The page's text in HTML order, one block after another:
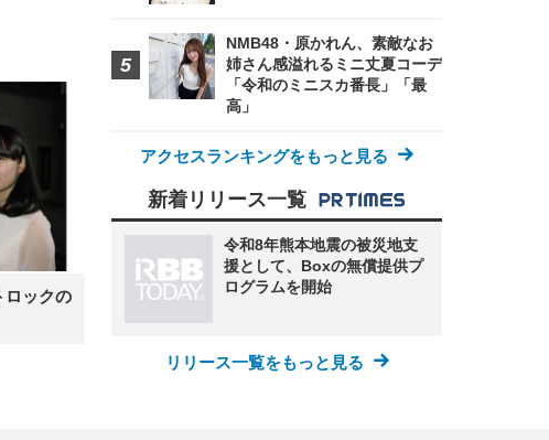
ロックの
NMB48・原かれん、素敵なお
姉さん感溢れるミニ丈夏コーデ
「令和のミニスカ番長」「最
高」
アクセスランキングをもっと見る
新着リリース一覧
令和8年熊本地震の被災地支
援として、Boxの無償提供プ
ログラムを開始
リリース一覧をもっと見る